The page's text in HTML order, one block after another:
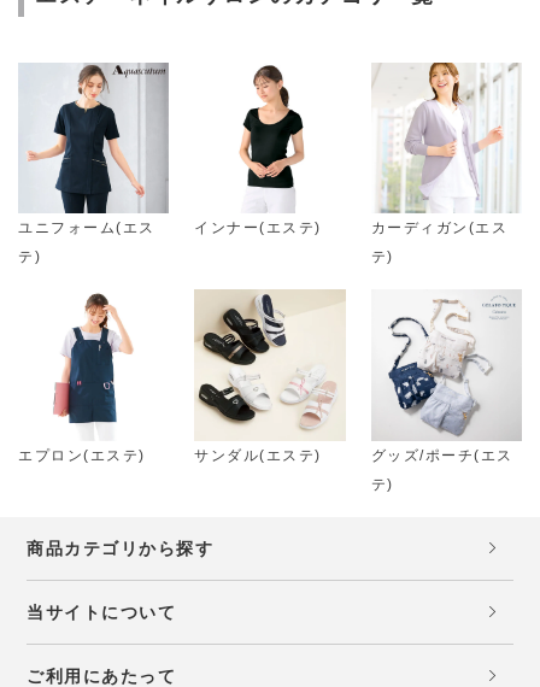
ユニフォーム(エス
テ)
インナー(エステ)
カーディガン(エス
テ)
エプロン(エステ) サンダル(エステ)
グッズ/ポーチ(エス
テ)
商品カテゴリから探す
当サイトについて
ご利用にあたって